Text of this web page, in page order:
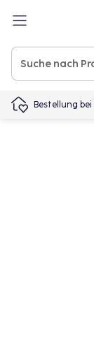
Bestellung bei